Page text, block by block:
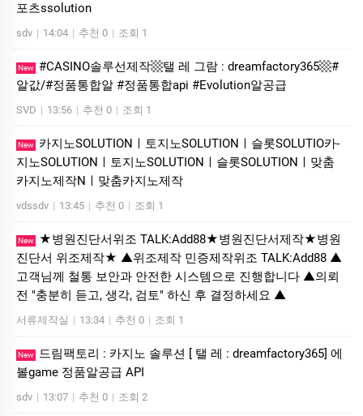
포츠ssolution
sdv | 14:04 | 추천 0 | 조회 1
New #CASINO솔루선제작▩탤 레 그람 : dreamfactory365▩#
알값/#정품통합알 #정품통합api #Evolution알공급
SVD | 13:56 | 추천 0 | 조회 1
New
카­지노SOLUTIONㅣ토지노SOLUTIONㅣ슬롯SOLUTIO카­
지노SOLUTIONㅣ토지노SOLUTIONㅣ슬롯SOLUTIONㅣ맞춤
카­지노제작Nㅣ맞춤카­지노제작
vdssdv | 13:45 | 추천 0 | 조회 1
New
★병원진단서위조 TALK:Add88★병원진단서제작★병원
진단서 위조제작★ ▲위조제작 민증제작위조 TALK:Add88 ▲
고객님께 철통 보안과 안전한 시스템으로 진행합니다 ▲의뢰
전 "충분히 듣고, 생각, 검토" 하신 후 결정하세요 ▲
서류제작실 | 13:34 | 추천 0 | 조회 1
New
드림팩토리 : 카­지노 솔­루션 [ 탤 레 : dreamfactory365] 에
볼game 정품알공급 API
sdv | 13:07 | 추천 0 | 조회 2